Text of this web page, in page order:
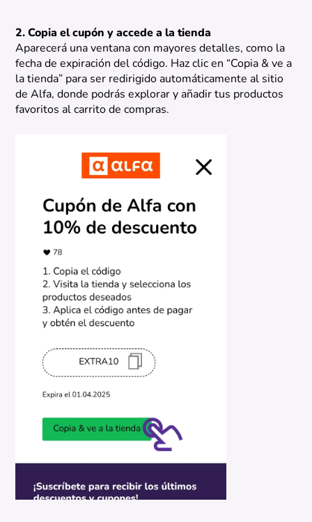
2. Copia el cupón y accede a la tienda
Aparecerá una ventana con mayores detalles, como la
fecha de expiración del código. Haz clic en “Copia & ve a
la tienda” para ser redirigido automáticamente al sitio
de Alfa, donde podrás explorar y añadir tus productos
favoritos al carrito de compras.